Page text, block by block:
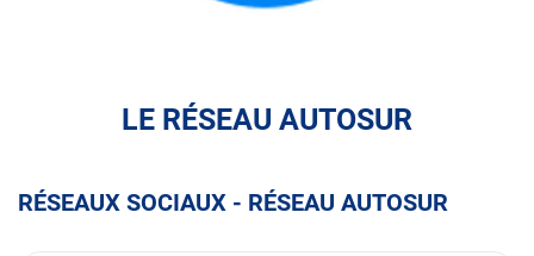
LE RÉSEAU AUTOSUR
RÉSEAUX SOCIAUX - RÉSEAU AUTOSUR